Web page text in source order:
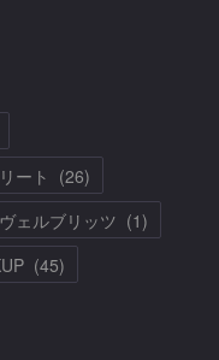
ート (26)
ェルブリッツ (1)
(45)